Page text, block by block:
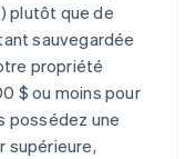
plutôt que de
sauvegardée
propriété
$ ou moins pour
possédez une
supérieure,